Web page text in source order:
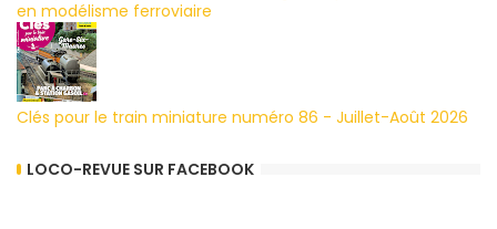
en modélisme ferroviaire
Clés pour le train miniature numéro 86 - Juillet-Août 2026
LOCO-REVUE SUR FACEBOOK